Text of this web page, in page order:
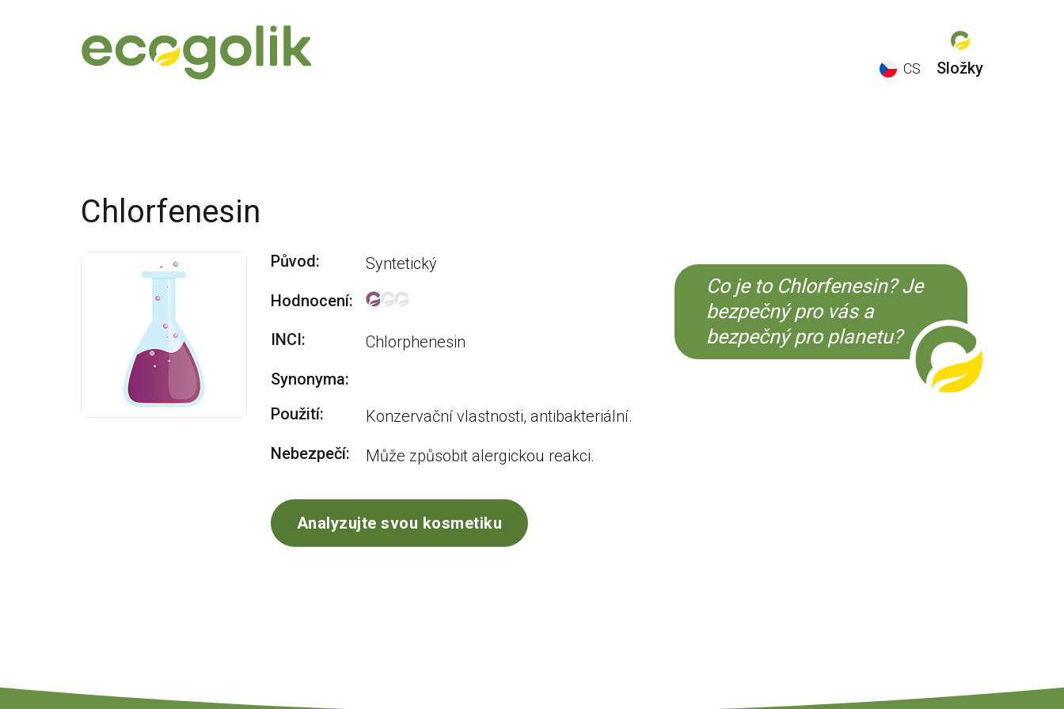
CS
Složky
Co je to Chlorfenesin? Je
bezpečný pro vás a
bezpečný pro planetu?
Chlorfenesin
Původ:
Syntetický
Hodnocení:
INCI:
Chlorphenesin
Synonyma:
Použití:
Konzervační vlastnosti, antibakteriální.
Nebezpečí:
Může způsobit alergickou reakci.
Analyzujte svou kosmetiku